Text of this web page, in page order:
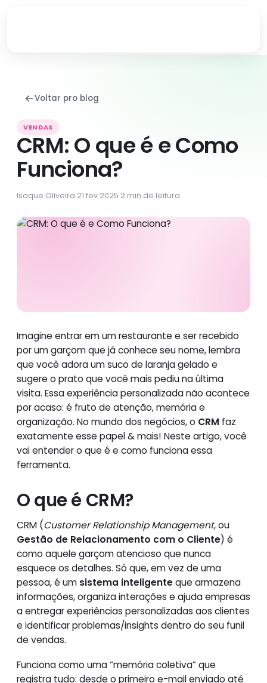
Voltar pro blog
VENDAS
CRM: O que é e Como
Funciona?
Isaque Oliveira 21 fev 2025 2 min de leitura
Imagine entrar em um restaurante e ser recebido
por um garçom que já conhece seu nome, lembra
que você adora um suco de laranja gelado e
sugere o prato que você mais pediu na última
visita. Essa experiência personalizada não acontece
por acaso: é fruto de atenção, memória e
organização. No mundo dos negócios, o CRM faz
exatamente esse papel & mais! Neste artigo, você
vai entender o que é e como funciona essa
ferramenta.
O que é CRM?
CRM (Customer Relationship Management, ou
Gestão de Relacionamento com o Cliente) é
como aquele garçom atencioso que nunca
esquece os detalhes. Só que, em vez de uma
pessoa, é um sistema inteligenteque armazena
informações, organiza interações e ajuda empresas
a entregar experiências personalizadas aos clientes
e identificar problemas/insights dentro do seu funil
de vendas.
Funciona como uma “memória coletiva” que
registra tudo: desde o primeiro e-mail enviado até